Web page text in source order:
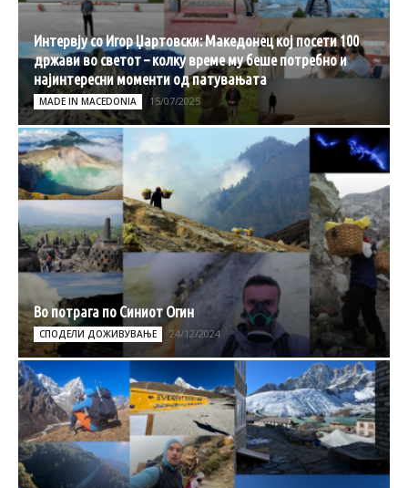
Интервју со Игор Џартовски: Македонец кој посети 100
држави во светот – колку време му беше потребно и
најинтересни моменти од патувањата
MADE IN MACEDONIA 15/07/2025
Во потрага по Синиот Oгин
СПОДЕЛИ ДОЖИВУВАЊЕ 24/12/2024